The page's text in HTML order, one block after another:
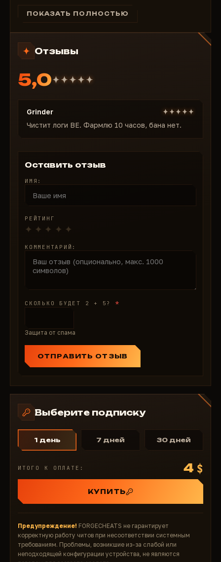
методов детекта
Для других игр — уточнение совместимости в
Без лишних компонентов — только то, что нужно
для обхода
Стабильно работает даже после жёстких банов по
железу
Вы не восстанавливаете доступ. Вы становитесь
тем, кого никогда не было.
ПОКАЗАТЬ ПОЛНОСТЬЮ
Отзывы
5,0
Grinder
Чистит логи BE. Фармлю 10 часов, бана нет.
Оставить отзыв
ИМЯ:
РЕЙТИНГ
КОММЕНТАРИЙ:
СКОЛЬКО БУДЕТ 2 + 5? *
Защита от спама
ОТПРАВИТЬ ОТЗЫВ
Выберите подписку
1 день 7 дней 30 дней
ИТОГО К ОПЛАТЕ: 4 $
КУПИТЬ
Предупреждение! FORGECHEATS не гарантирует
корректную работу читов при несоответствии системным
требованиям. Проблемы, возникшие из-за слабой или
неподходящей конфигурации устройства, не являются